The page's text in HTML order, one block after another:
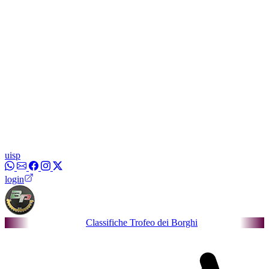
uisp
login
Classifiche Trofeo dei Borghi